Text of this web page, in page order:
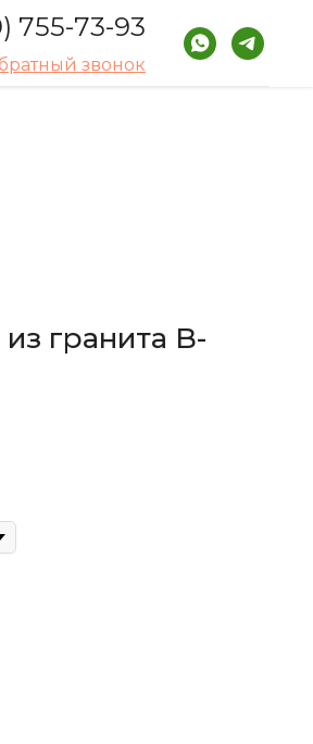
755-73-93
звонок
гранита B-